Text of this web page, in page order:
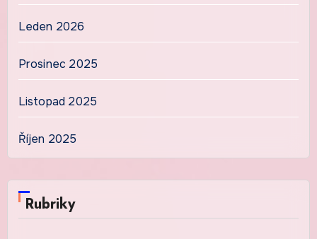
Leden 2026
Prosinec 2025
Listopad 2025
Říjen 2025
Rubriky